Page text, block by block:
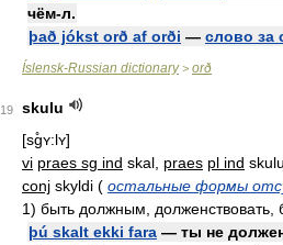
чём-л.
það jókst orð af orði — слово за
Íslensk-Russian dictionary> orð
19
skulu
[sg̊ʏ:lʏ]
vi praes sg ind skal, praes pl ind
conj skyldi ( остальные формы
1) быть должным,
þú skalt ekki fara — ты не